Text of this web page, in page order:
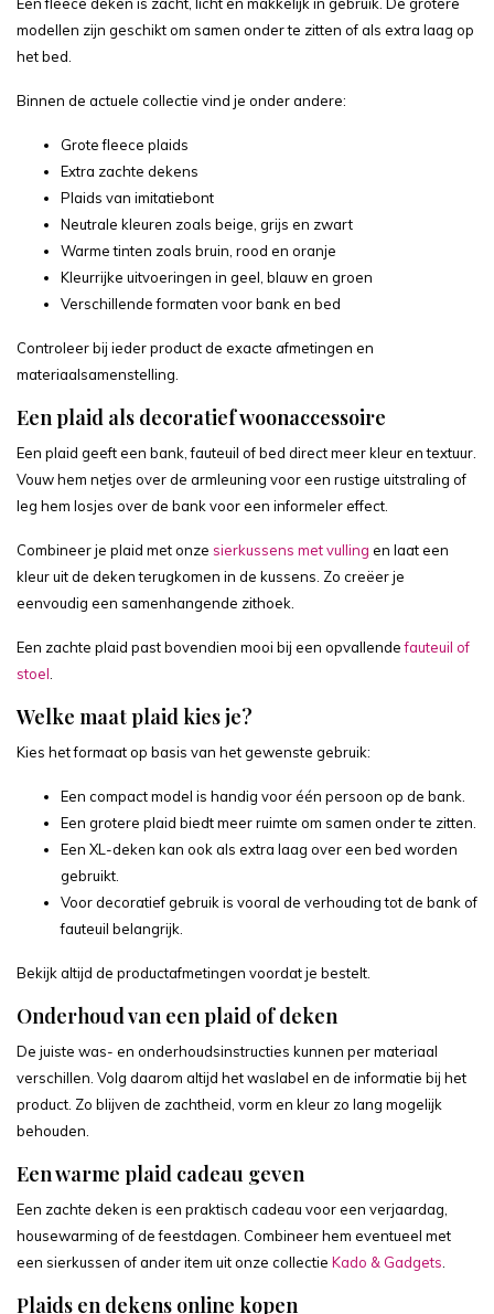
modellen zijn geschikt om samen onder te zitten of als extra laag op
het bed.
Binnen de actuele collectie vind je onder andere:
Grote fleece plaids
Extra zachte dekens
Plaids van imitatiebont
Neutrale kleuren zoals beige, grijs en zwart
Warme tinten zoals bruin, rood en oranje
Kleurrijke uitvoeringen in geel, blauw en groen
Verschillende formaten voor bank en bed
Controleer bij ieder product de exacte afmetingen en
materiaalsamenstelling.
Een plaid als decoratief woonaccessoire
Een plaid geeft een bank, fauteuil of bed direct meer kleur en textuur.
Vouw hem netjes over de armleuning voor een rustige uitstraling of
leg hem losjes over de bank voor een informeler effect.
Combineer je plaid met onze sierkussens met vulling en laat een
kleur uit de deken terugkomen in de kussens. Zo creëer je
eenvoudig een samenhangende zithoek.
Een zachte plaid past bovendien mooi bij een opvallendefauteuil of
stoel
Welke maat plaid kies je?
Kies het formaat op basis van het gewenste gebruik:
Een compact model is handig voor één persoon op de bank.
Een grotere plaid biedt meer ruimte om samen onder te zitten.
Een XL-deken kan ook als extra laag over een bed worden
gebruikt.
Voor decoratief gebruik is vooral de verhouding tot de bank of
fauteuil belangrijk.
Bekijk altijd de productafmetingen voordat je bestelt.
Onderhoud van een plaid of deken
De juiste was- en onderhoudsinstructies kunnen per materiaal
verschillen. Volg daarom altijd het waslabel en de informatie bij het
product. Zo blijven de zachtheid, vorm en kleur zo lang mogelijk
behouden.
Een warme plaid cadeau geven
Een zachte deken is een praktisch cadeau voor een verjaardag,
housewarming of de feestdagen. Combineer hem eventueel met
een sierkussen of ander item uit onze collectie Kado & Gadgets
Plaids en dekens online kopen